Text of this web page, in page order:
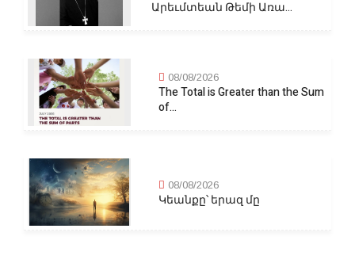
Արեւմտեան Թեմի Առա...
08/08/2026
The Total is Greater than the Sum
of...
08/08/2026
Կեանքը՝ երազ մը